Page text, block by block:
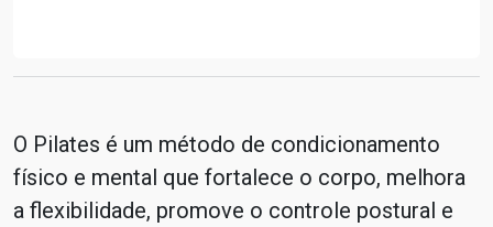
O Pilates é um método de condicionamento
físico e mental que fortalece o corpo, melhora
a flexibilidade, promove o controle postural e